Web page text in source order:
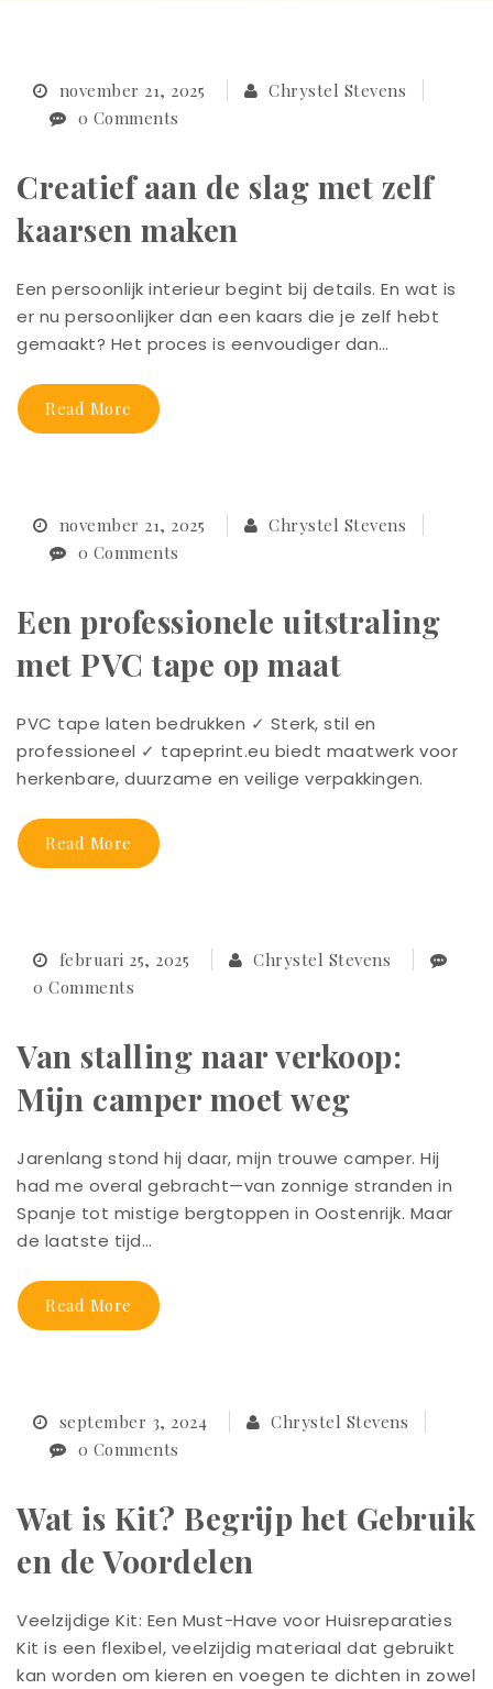
november 21, 2025
Chrystel Stevens
0 Comments
Creatief aan de slag met zelf
kaarsen maken
Een persoonlijk interieur begint bij details. En wat is
er nu persoonlijker dan een kaars die je zelf hebt
gemaakt? Het proces is eenvoudiger dan…
Read More
november 21, 2025
Chrystel Stevens
0 Comments
Een professionele uitstraling
met PVC tape op maat
PVC tape laten bedrukken ✓ Sterk, stil en
professioneel ✓ tapeprint.eu biedt maatwerk voor
herkenbare, duurzame en veilige verpakkingen.
Read More
februari 25, 2025
Chrystel Stevens
0 Comments
Van stalling naar verkoop:
Mijn camper moet weg
Jarenlang stond hij daar, mijn trouwe camper. Hij
had me overal gebracht—van zonnige stranden in
Spanje tot mistige bergtoppen in Oostenrijk. Maar
de laatste tijd…
Read More
september 3, 2024
Chrystel Stevens
0 Comments
Wat is Kit? Begrijp het Gebruik
en de Voordelen
Veelzijdige Kit: Een Must-Have voor Huisreparaties
Kit is een flexibel, veelzijdig materiaal dat gebruikt
kan worden om kieren en voegen te dichten in zowel